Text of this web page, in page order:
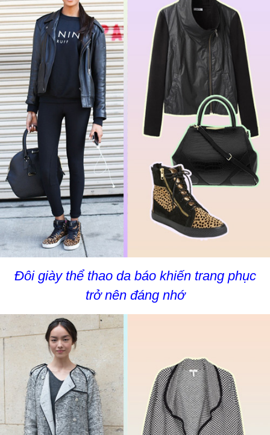
Đôi giày thể thao da báo khiến trang phục
trở nên đáng nhớ